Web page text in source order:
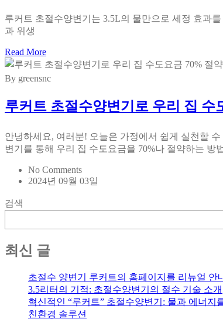
루커트 초절수양변기는 3.5L의 물만으로 세정 효과
과 위생
Read More
By greensnc
루커트 초절수양변기로 우리 집 수
안녕하세요, 여러분! 오늘은 가정에서 쉽게 실천할
변기를 통해 우리 집 수도요금을 70%나 절약하는 방
No Comments
2024년 09월 03일
검색
최신 글
초절수 양변기 루커트의 홈페이지를 리뉴얼 안
3.5리터의 기적: 초절수양변기의 절수 기술 소개
혁신적인 “루커트” 초절수양변기: 물과 에너지
친환경 솔루션